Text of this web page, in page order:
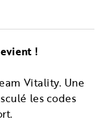
!
Vitality. Une
les codes